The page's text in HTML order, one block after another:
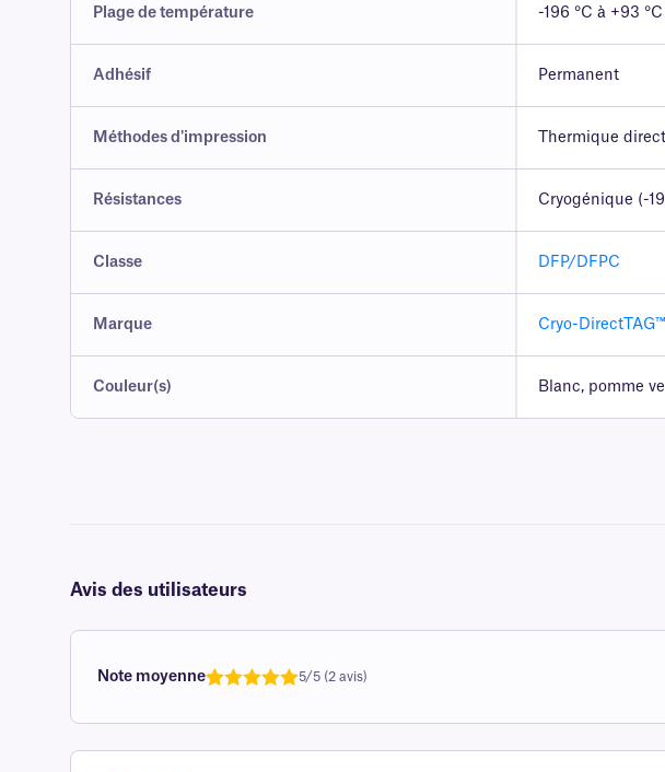
Plage de température -196 °C à +93
Adhésif Permanent
Méthodes d'impression Thermique direct
Résistances Cryogénique (-
Classe DFP/DFPC
Marque Cryo-DirectTAG™
Couleur(s) Blanc, pomme
Avis des utilisateurs
Note moyenne
sur 5
basée sur
5/5 (2 avis)